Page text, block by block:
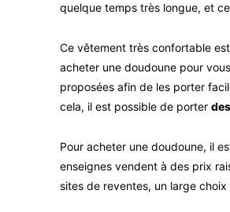
quelque temps très longue, et
Ce vêtement très confortable
acheter une doudoune pour
proposées afin de les porter
cela, il est possible de porter
Pour acheter une doudoune, il
enseignes vendent à des prix
sites de reventes, un large